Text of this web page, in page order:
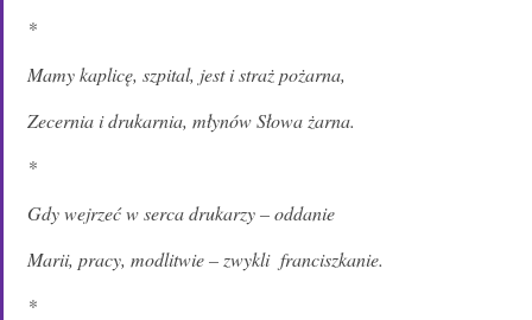
*
Mamy kaplicę, szpital, jest i straż pożarna,
Zecernia i drukarnia, młynów Słowa żarna.
*
Gdy wejrzeć w serca drukarzy – oddanie
Marii, pracy, modlitwie – zwykli franciszkanie.
*